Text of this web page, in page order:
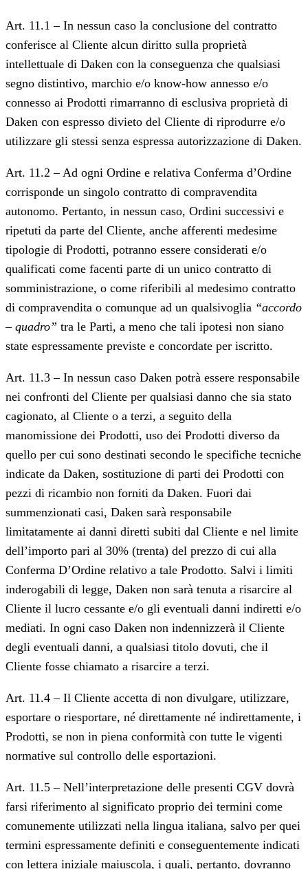
Art. 11.1 – In nessun caso la conclusione del contratto
conferisce al Cliente alcun diritto sulla proprietà
intellettuale di Daken con la conseguenza che qualsiasi
segno distintivo, marchio e/o know-how annesso e/o
connesso ai Prodotti rimarranno di esclusiva proprietà di
Daken con espresso divieto del Cliente di riprodurre e/o
utilizzare gli stessi senza espressa autorizzazione di Daken.
Art. 11.2 – Ad ogni Ordine e relativa Conferma d’Ordine
corrisponde un singolo contratto di compravendita
autonomo. Pertanto, in nessun caso, Ordini successivi e
ripetuti da parte del Cliente, anche afferenti medesime
tipologie di Prodotti, potranno essere considerati e/o
qualificati come facenti parte di un unico contratto di
somministrazione, o come riferibili al medesimo contratto
di compravendita o comunque ad un qualsivoglia “accordo
– quadro” tra le Parti, a meno che tali ipotesi non siano
state espressamente previste e concordate per iscritto.
Art. 11.3 – In nessun caso Daken potrà essere responsabile
nei confronti del Cliente per qualsiasi danno che sia stato
cagionato, al Cliente o a terzi, a seguito della
manomissione dei Prodotti, uso dei Prodotti diverso da
quello per cui sono destinati secondo le specifiche tecniche
indicate da Daken, sostituzione di parti dei Prodotti con
pezzi di ricambio non forniti da Daken. Fuori dai
summenzionati casi, Daken sarà responsabile
limitatamente ai danni diretti subiti dal Cliente e nel limite
dell’importo pari al 30% (trenta) del prezzo di cui alla
Conferma D’Ordine relativo a tale Prodotto. Salvi i limiti
inderogabili di legge, Daken non sarà tenuta a risarcire al
Cliente il lucro cessante e/o gli eventuali danni indiretti e/o
mediati. In ogni caso Daken non indennizzerà il Cliente
degli eventuali danni, a qualsiasi titolo dovuti, che il
Cliente fosse chiamato a risarcire a terzi.
Art. 11.4 – Il Cliente accetta di non divulgare, utilizzare,
esportare o riesportare, né direttamente né indirettamente, i
Prodotti, se non in piena conformità con tutte le vigenti
normative sul controllo delle esportazioni.
Art. 11.5 – Nell’interpretazione delle presenti CGV dovrà
farsi riferimento al significato proprio dei termini come
comunemente utilizzati nella lingua italiana, salvo per quei
termini espressamente definiti e conseguentemente indicati
con lettera iniziale maiuscola, i quali, pertanto, dovranno